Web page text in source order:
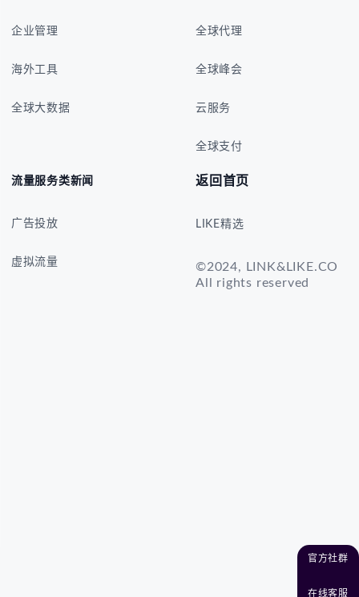
官方社群
在线客服
企业管理
海外工具
全球大数据
全球代理
全球峰会
云服务
全球支付
流量服务类新闻
广告投放
虚拟流量
返回首页
LIKE精选
©2024, LINK&LIKE.CO
All rights reserved